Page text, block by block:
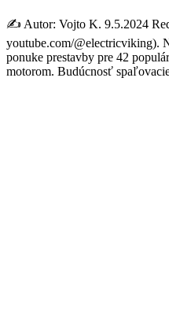
✍️ Autor: Vojto K. 9.5.2024
youtube.com/@electricviking).
ponuke prestavby pre 42
motorom. Budúcnosť